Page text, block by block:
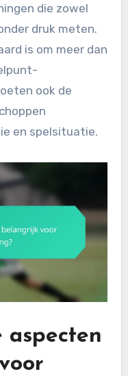
die zowel
druk meten.
is om meer dan
ook de
en spelsituatie.
aspecten